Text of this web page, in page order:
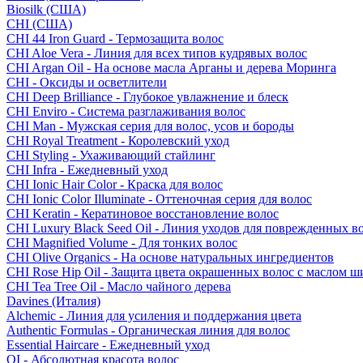
Biosilk (США)
CHI (США)
CHI 44 Iron Guard - Термозащита волос
CHI Aloe Vera - Линия для всех типов кудрявых волос
CHI Argan Oil - На основе масла Арганы и дерева Моринга
CHI - Оксиды и осветлители
CHI Deep Brilliance - Глубокое увлажнение и блеск
CHI Enviro - Система разглаживания волос
CHI Man - Мужская серия для волос, усов и бороды
CHI Royal Treatment - Королевский уход
CHI Styling - Ухаживающий стайлинг
CHI Infra - Ежедневный уход
CHI Ionic Hair Color - Краска для волос
CHI Ionic Color Illuminate - Оттеночная серия для волос
CHI Keratin - Кератиновое восстановление волос
CHI Luxury Black Seed Oil - Линия уходов для поврежденных
CHI Magnified Volume - Для тонких волос
CHI Olive Organics - На основе натуральных ингредиентов
CHI Rose Hip Oil - Защита цвета окрашенных волос с маслом
CHI Tea Tree Oil - Масло чайного дерева
Davines (Италия)
Alchemic - Линия для усиления и поддержания цвета
Authentic Formulas - Органическая линия для волос
Essential Haircare - Eжедневный уход
OI - Абсолютная красота волос